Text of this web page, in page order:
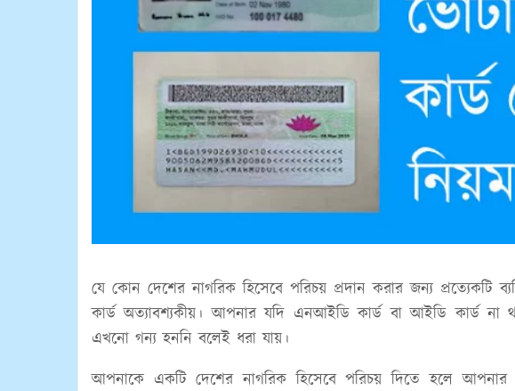
যে কোন দেশের নাগরিক হিসেবে পরিচয় প্রদান করার জন্য
কার্ড অত্যাবশ্যকীয়। আপনার যদি এনআইডি কার্ড বা আইডি কার্ড না
এখনো গন্য হননি বলেই ধরা যায়।
আপনাকে একটি দেশের নাগরিক হিসেবে পরিচয় দিতে হলে